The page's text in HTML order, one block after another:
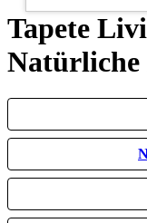
Tapete
Natürliche